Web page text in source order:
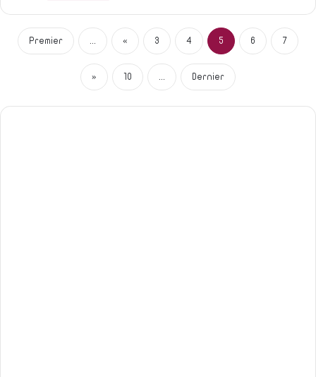
Premier « 3 4 5 6 7
» 10 Dernier